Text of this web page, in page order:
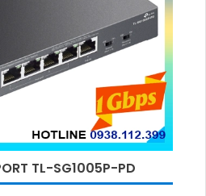
TL-SG1005P-PD